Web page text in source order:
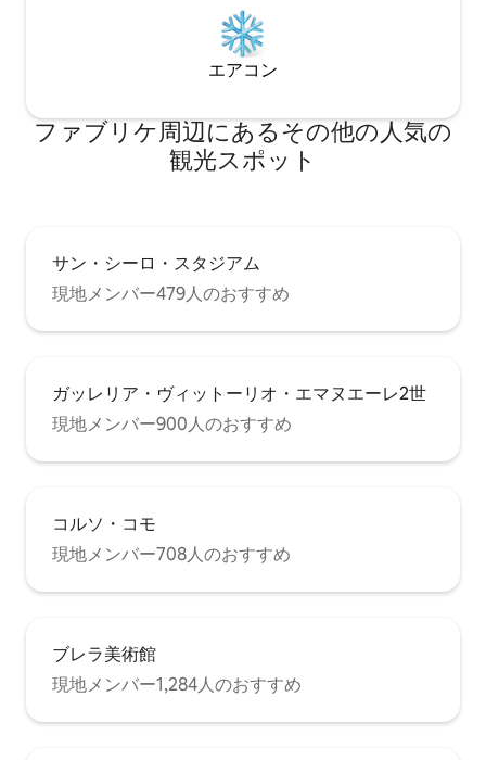
エアコン
ファブリケ⁠周⁠辺⁠に⁠あ⁠るそ⁠の⁠他⁠の人⁠気⁠の
観⁠光⁠ス⁠ポ⁠ッ⁠ト
サン・シーロ・スタジアム
現地メンバー479人のおすすめ
ガッレリア・ヴィットーリオ・エマヌエーレ2世
現地メンバー900人のおすすめ
コルソ・コモ
現地メンバー708人のおすすめ
ブレラ美術館
現地メンバー1,284人のおすすめ